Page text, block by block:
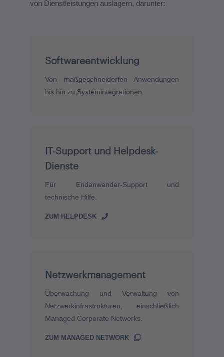
von Dienstleistungen auslagern, darunter:
Softwareentwicklung
Von maßgeschneiderten Anwendungen
bis hin zu Systemintegrationen.
IT-Support und Helpdesk-
Dienste
Für Endanwender-Support und
technische Hilfe.
ZUM HELPDESK
Netzwerkmanagement
Überwachung und Verwaltung von
Netzwerkinfrastrukturen, einschließlich
Managed Corporate Networks.
ZUM MANAGED NETWORK